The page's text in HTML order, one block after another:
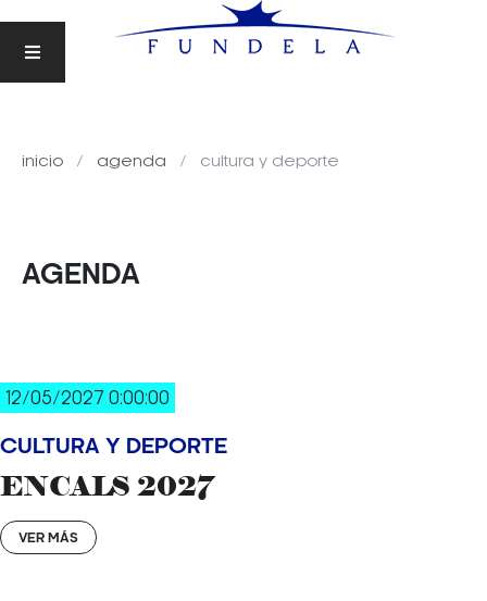
inicio agenda cultura y deporte
AGENDA
12/05/2027 0:00:00
CULTURA Y DEPORTE
ENCALS 2027
VER MÁS